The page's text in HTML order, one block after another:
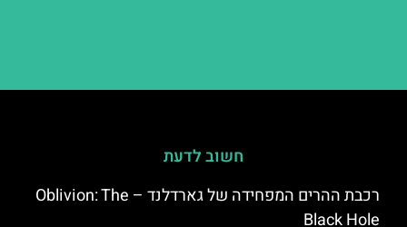
חשוב לדעת
רכבת ההרים המפחידה של גארדלנד – Oblivion: The
Black Hole